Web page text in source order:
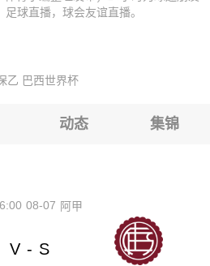
谊】 坎布尔VS罗达JC
球直播，球会友谊直播。
乙 巴西世界杯
动态 集锦
08-07 阿甲
V - S